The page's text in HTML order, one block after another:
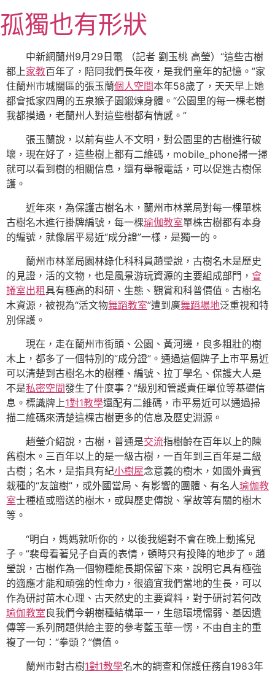
至
主
內
容
孤獨也有形狀
中新網蘭州9月29日電 （記者 劉玉桃 高瑩）“這些古樹
都上家教百年了，陪同我們長年夜，是我們童年的記憶。”家
住蘭州市城關區的張玉蘭個人空間本年58歲了，天天早上她
都會抵家四周的五泉猴子園鍛煉身體。“公園里的每一棵老樹
我都摸過，老蘭州人對這些樹都有情感。”
張玉蘭說，以前有些人不文明，對公園里的古樹進行破
壞，現在好了，這些樹上都有二維碼，mobile_phone掃一掃
就可以看到樹的相關信息，還有舉報電話，可以促進古樹保
護。
近年來，為保護古樹名木，蘭州市林業局對每一棵單株
古樹名木進行掛牌編號，每一棵瑜伽教室單株古樹都有本身
的編號，就像居平易近“成分證”一樣，是獨一的。
蘭州市林業局園林綠化科科員趙瑩說，古樹名木是歷史
的見證，活的文物，也是風景游玩資源的主要組成部門， 會
議室出租具有極高的科研、生態、觀賞和科普價值。古樹名
木資源，被視為“活文物舞蹈教室”遭到廣舞蹈場地泛重視和特
別保護。
現在，走在蘭州市街頭、公園、黃河邊，良多粗壯的樹
木上，都多了一個特別的“成分證”。通過這個牌子上市平易近
可以清楚到古樹名木的樹種、編號、拉丁學名、保護大人是
不是私密空間發生了什麼事？”級別和管護責任單位等基礎信
息。標識牌上1對1教學還配有二維碼，市平易近可以通過掃
描二維碼來清楚這棵古樹更多的信息及歷史淵源。
趙瑩介紹說，古樹，普通是交流指樹齡在百年以上的陳
舊樹木。三百年以上的是一級古樹，一百年到三百年是二級
古樹；名木，是指具有紀小樹屋念意義的樹木，如國外貴賓
栽種的“友誼樹”，或外國當局、有影響的團體、有名人瑜伽教
室士種植或贈送的樹木，或與歷史傳說、掌故等有關的樹木
等。
“明白，媽媽就听你的，以後我絕對不會在晚上動搖兒
子。”裴母看著兒子自責的表情，頓時只有投降的地步了。趙
瑩說，古樹作為一個物種能長期保留下來，說明它具有極強
的適應才能和頑強的性命力，很適宜我們當地的生長，可以
作為研討苗木心理、古天然史的主要資料，對于研討若何改
瑜伽教室良我們今朝樹種結構單一，生態環境懦弱、基因遺
傳等一系列問題供給主要的參考藍玉華一愣，不由自主的重
複了一句：“拳頭？”價值。
蘭州市對古樹1對1教學名木的調查和保護任務自1983年